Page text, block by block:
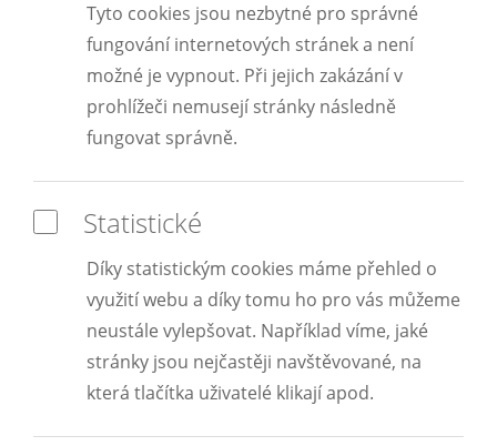
Tyto cookies jsou nezbytné pro správné
fungování internetových stránek a není
možné je vypnout. Při jejich zakázání v
prohlížeči nemusejí stránky následně
fungovat správně.
Statistické
Díky statistickým cookies máme přehled o
využití webu a díky tomu ho pro vás můžeme
neustále vylepšovat. Například víme, jaké
stránky jsou nejčastěji navštěvované, na
která tlačítka uživatelé klikají apod.